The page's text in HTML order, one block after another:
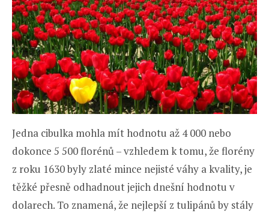
Jedna cibulka mohla mít hodnotu až 4 000 nebo
dokonce 5 500 florénů – vzhledem k tomu, že florény
z roku 1630 byly zlaté mince nejisté váhy a kvality, je
těžké přesně odhadnout jejich dnešní hodnotu v
dolarech. To znamená, že nejlepší z tulipánů by stály